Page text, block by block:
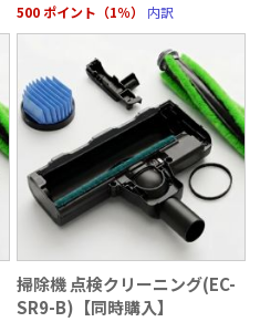
500 ポイント（1％） 内訳
掃除機 点検クリーニング(EC-
SR9-B)【同時購入】